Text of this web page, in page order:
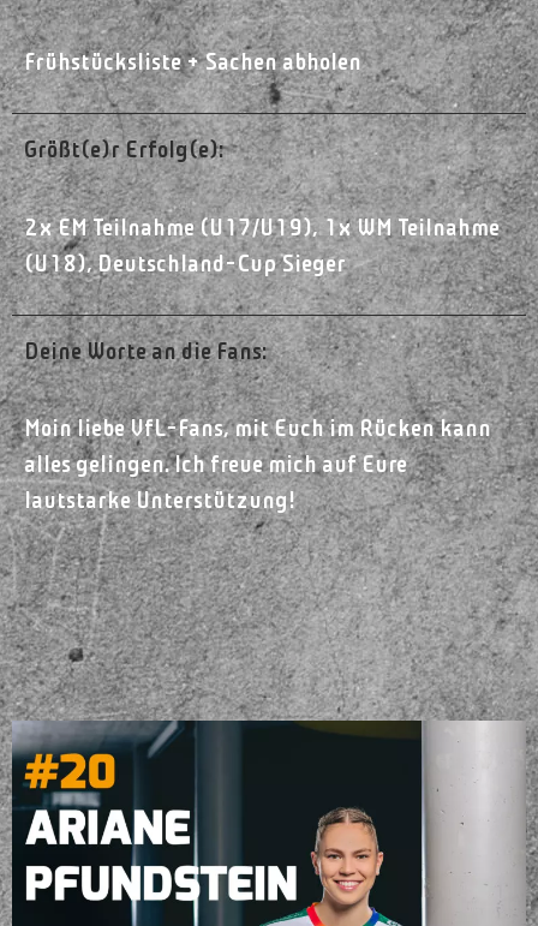
Frühstücksliste + Sachen abholen
Größt(e)r Erfolg(e):
2x EM Teilnahme (U17/U19), 1x WM Teilnahme
(U18), Deutschland-Cup Sieger
Deine Worte an die Fans:
Moin liebe VfL-Fans, mit Euch im Rücken kann
alles gelingen. Ich freue mich auf Eure
lautstarke Unterstützung!